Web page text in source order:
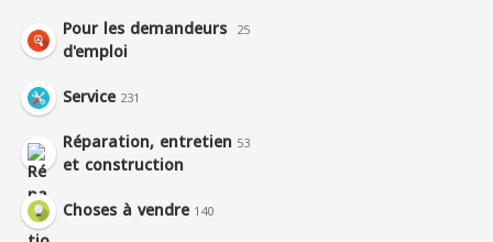
Pour les demandeurs
d'emploi
25
Service 231
Réparation, entretien
et construction
53
Choses à vendre 140